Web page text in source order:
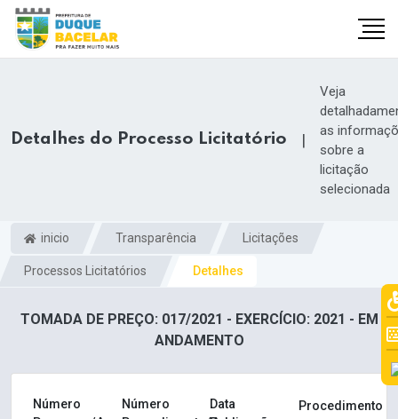
Detalhes do Processo Licitatório |
Veja
as
sobre a
licitação
selecionada
inicio Transparência Licitações
Processos Licitatórios Detalhes
TOMADA DE PREÇO: 017/2021 - EXERCÍCIO: 2021 - EM
ANDAMENTO
Número
Número
Data
Procedimento